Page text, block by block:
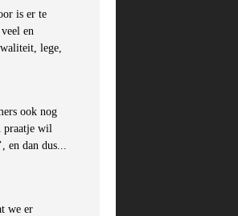
is er te
en
lege,
ook nog
praatje wil
en dan dus...
we er